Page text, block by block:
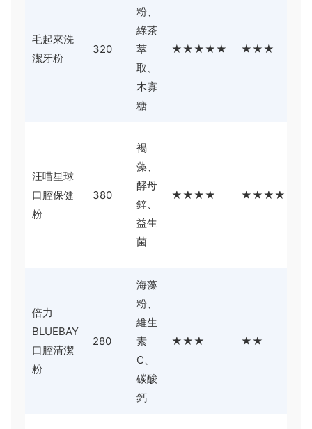
毛起來洗
潔牙粉
320
粉、
綠茶
萃
取、
木寡
糖
★★★★★ ★★★
汪喵星球
口腔保健
粉
380
褐
藻、
酵母
鋅、
益生
菌
★★★★ ★★★★
倍力
BLUEBAY
口腔清潔
粉
280
海藻
粉、
維生
素
C、
碳酸
鈣
★★★ ★★